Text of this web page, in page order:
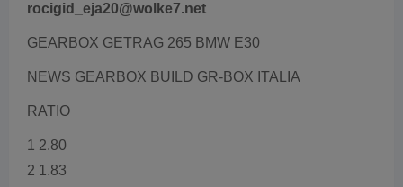
rocigid_eja20@wolke7.net
GEARBOX GETRAG 265 BMW E30
NEWS GEARBOX BUILD GR-BOX ITALIA
RATIO
1 2.80
2 1.83